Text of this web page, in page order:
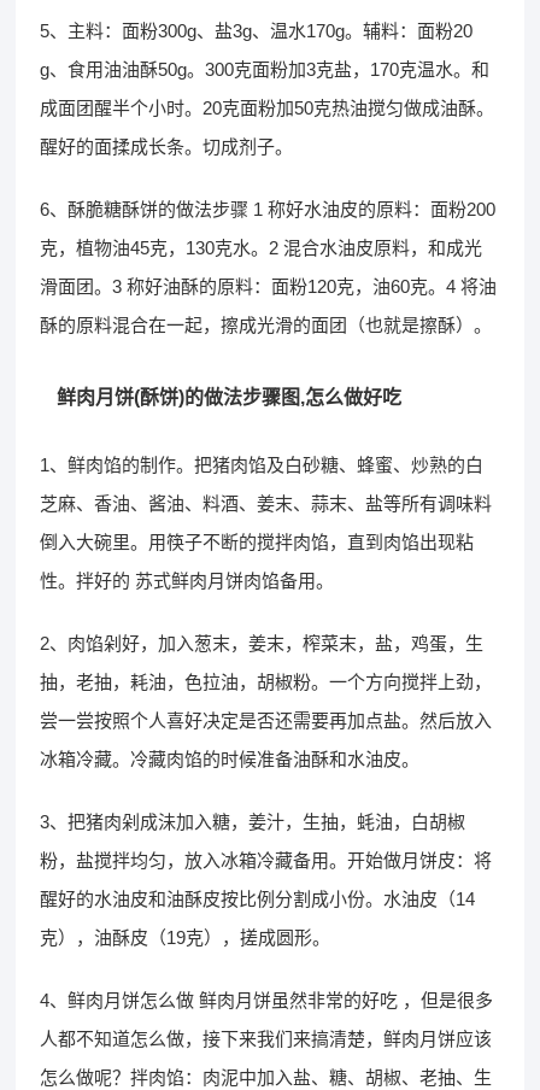
5、主料：面粉300g、盐3g、温水170g。辅料：面粉20
g、食用油油酥50g。300克面粉加3克盐，170克温水。和
成面团醒半个小时。20克面粉加50克热油搅匀做成油酥。
醒好的面揉成长条。切成剂子。
6、酥脆糖酥饼的做法步骤 1 称好水油皮的原料：面粉200
克，植物油45克，130克水。2 混合水油皮原料，和成光
滑面团。3 称好油酥的原料：面粉120克，油60克。4 将油
酥的原料混合在一起，擦成光滑的面团（也就是擦酥）。
鲜肉月饼(酥饼)的做法步骤图,怎么做好吃
1、鲜肉馅的制作。把猪肉馅及白砂糖、蜂蜜、炒熟的白
芝麻、香油、酱油、料酒、姜末、蒜末、盐等所有调味料
倒入大碗里。用筷子不断的搅拌肉馅，直到肉馅出现粘
性。拌好的 苏式鲜肉月饼肉馅备用。
2、肉馅剁好，加入葱末，姜末，榨菜末，盐，鸡蛋，生
抽，老抽，耗油，色拉油，胡椒粉。一个方向搅拌上劲，
尝一尝按照个人喜好决定是否还需要再加点盐。然后放入
冰箱冷藏。冷藏肉馅的时候准备油酥和水油皮。
3、把猪肉剁成沬加入糖，姜汁，生抽，蚝油，白胡椒
粉，盐搅拌均匀，放入冰箱冷藏备用。开始做月饼皮：将
醒好的水油皮和油酥皮按比例分割成小份。水油皮（14
克），油酥皮（19克），搓成圆形。
4、鲜肉月饼怎么做 鲜肉月饼虽然非常的好吃 ，但是很多
人都不知道怎么做，接下来我们来搞清楚，鲜肉月饼应该
怎么做呢？拌肉馅：肉泥中加入盐、糖、胡椒、老抽、生